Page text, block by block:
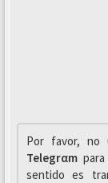
Por favor, no
Telegrαm
sentido es